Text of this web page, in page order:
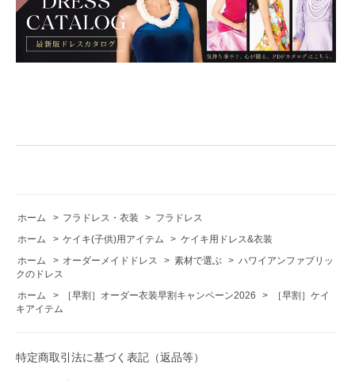
ホーム > フラドレス・衣装 > フラドレス
ホーム
> ケイキ(子供)用アイテム > ケイキ用ドレス&衣装
ホーム
> オーダーメイドドレス > 素材で選ぶ > ハワイアンファブリッ
クのドレス
ホーム
> ［早割］オーダー衣装早割キャンペーン2026 >
［早割］ケイ
キアイテム
特定商取引法に基づく表記（返品等）